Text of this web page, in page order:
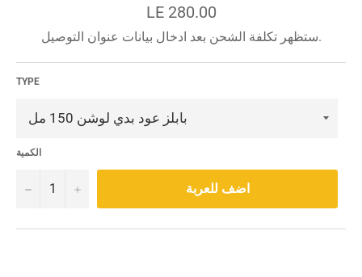
السعر
قبل
الخصم
LE 280.00
ستظهر تكلفة الشحن بعد ادخال بيانات عنوان التوصيل.
TYPE
الكمية
− + اضف للعربة